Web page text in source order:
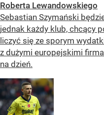
Roberta Lewandowskiego
Sebastian Szymański
jednak każdy klub, chcący
liczyć się ze sporym
z dużymi europejskimi
na dzień.